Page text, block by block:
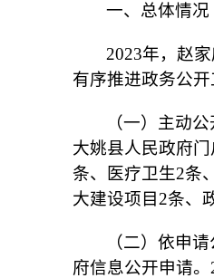
一、总体情况
2023年，赵
有序推进政务公
（一）主动
大姚县人民政府
条、医疗卫生2条
大建设项目2条、
（二）依申
府信息公开申请